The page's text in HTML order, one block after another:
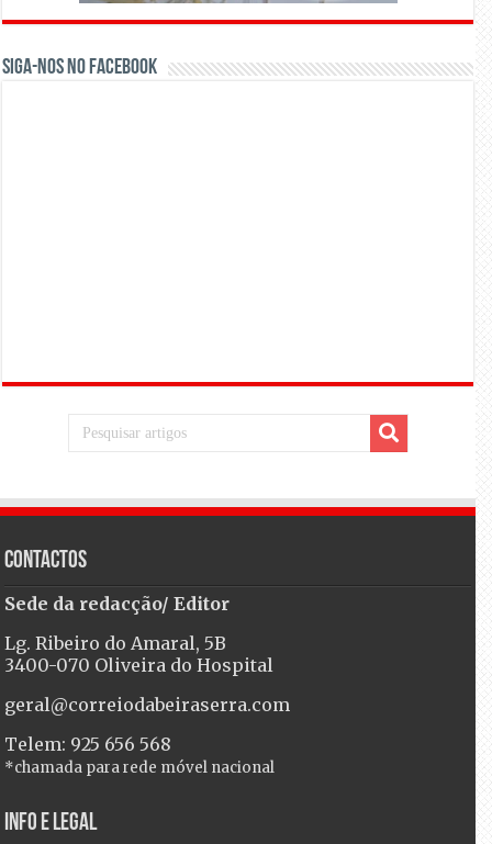
Siga-nos no Facebook
Contactos
Sede da redacção/ Editor
Lg. Ribeiro do Amaral, 5B
3400-070 Oliveira do Hospital
geral@correiodabeiraserra.com
Telem: 925 656 568
*chamada para rede móvel nacional
Info e Legal